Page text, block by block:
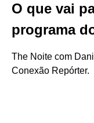
O que vai
programa
The Noite com
Conexão Repórter.